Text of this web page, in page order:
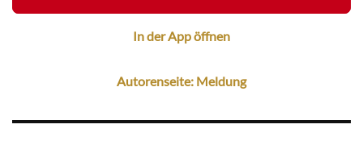
In der App öffnen
Autorenseite: Meldung